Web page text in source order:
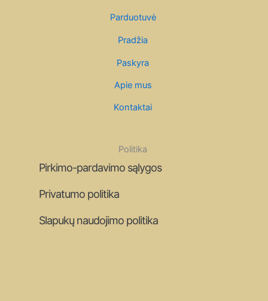
Parduotuvė
Pradžia
Paskyra
Apie mus
Kontaktai
Politika
Pirkimo-pardavimo sąlygos
Privatumo politika
Slapukų naudojimo politika